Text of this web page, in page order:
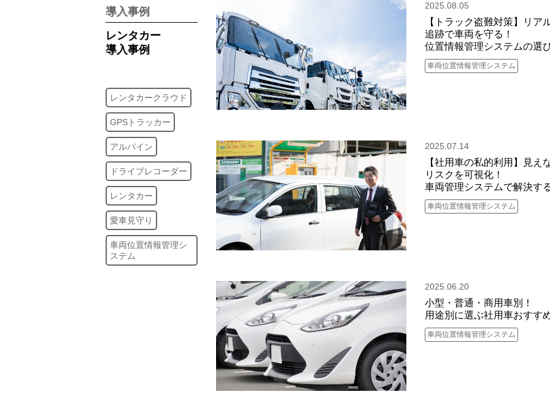
導入事例
レンタカー
導入事例
レンタカークラウド
GPSトラッカー
アルパイン
ドライブレコーダー
レンタカー
愛車見守り
車両位置情報管理シ
ステム
2025.08.05
【トラック盗難対策】リア
追跡で車両を守る！
位置情報管理システムの選
車両位置情報管理システム
2025.07.14
【社用車の私的利用】見え
リスクを可視化！
車両管理システムで解決す
車両位置情報管理システム
2025.06.20
小型・普通・商用車別！
用途別に選ぶ社用車おすす
車両位置情報管理システム